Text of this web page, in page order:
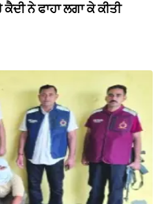
ਨੇ ਫਾਹਾ ਲਗਾ ਕੇ ਕੀਤੀ